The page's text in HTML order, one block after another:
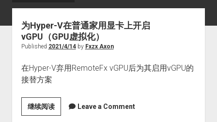
文章
关于
为Hyper-V在普通家用显卡上开启
vGPU（GPU虚拟化）
Published 2021/4/14by Fxzx Axon
在Hyper-V弃用RemoteFx vGPU后为其启用vGPU的
接替方案
继续阅读为
Hyper-
Leave a Comment